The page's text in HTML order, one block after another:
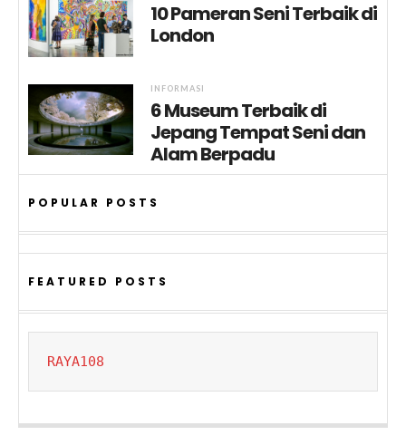
10 Pameran Seni Terbaik di
London
INFORMASI
6 Museum Terbaik di
Jepang Tempat Seni dan
Alam Berpadu
POPULAR POSTS
FEATURED POSTS
RAYA108